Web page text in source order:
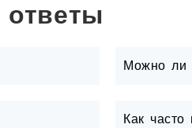
Можно ли
Как